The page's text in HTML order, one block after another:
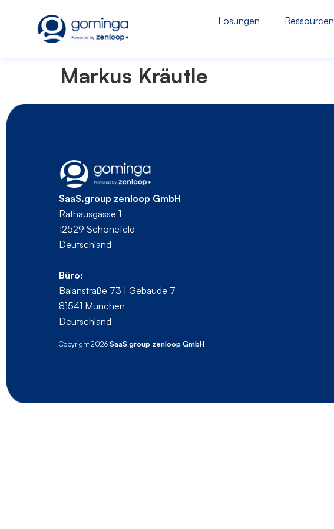
Lösungen Ressourcen
Markus Kräutle
SaaS.group zenloop GmbH
Rathausgasse 1
12529 Schönefeld
Deutschland
Büro:
Balanstraße 73 | Gebäude 7
81541 München
Deutschland
Copyright 2026 SaaS.group zenloop GmbH